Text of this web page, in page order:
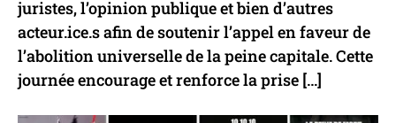
juristes, l’opinion publique et bien d’autres
acteur.ice.s afin de soutenir l’appel en faveur de
l’abolition universelle de la peine capitale. Cette
journée encourage et renforce la prise […]